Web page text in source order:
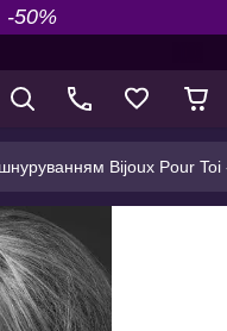
50%
Bijoux Pour